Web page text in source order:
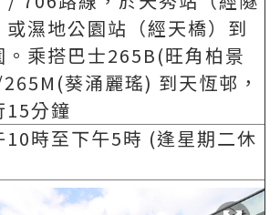
或濕地公園站（經天橋）到
。乘搭巴士265B(旺角柏景
葵涌麗瑤) 到天恆邨，
15分鐘
10時至下午5時 (逢星期二休